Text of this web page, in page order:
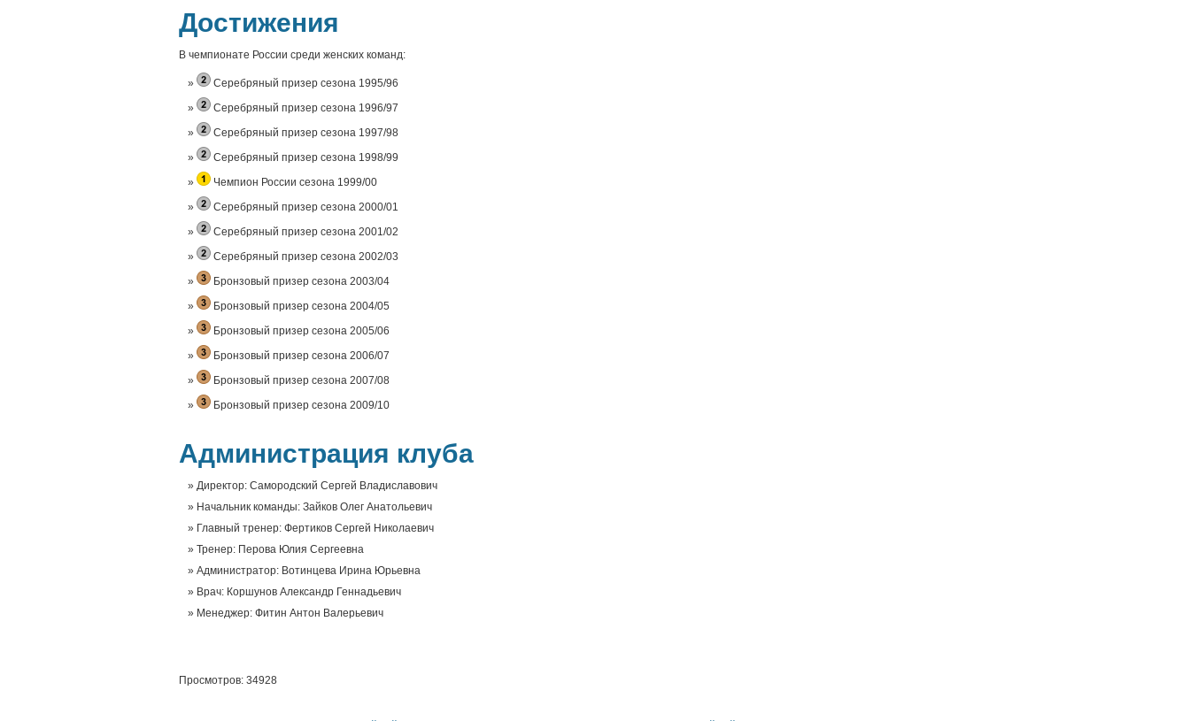
Достижения
В чемпионате России среди женских команд:
Серебряный призер сезона 1995/96
Серебряный призер сезона 1996/97
Серебряный призер сезона 1997/98
Серебряный призер сезона 1998/99
Чемпион России сезона 1999/00
Серебряный призер сезона 2000/01
Серебряный призер сезона 2001/02
Серебряный призер сезона 2002/03
Бронзовый призер сезона 2003/04
Бронзовый призер сезона 2004/05
Бронзовый призер сезона 2005/06
Бронзовый призер сезона 2006/07
Бронзовый призер сезона 2007/08
Бронзовый призер сезона 2009/10
Администрация клуба
Директор: Самородский Сергей Владиславович
Начальник команды: Зайков Олег Анатольевич
Главный тренер: Фертиков Сергей Николаевич
Тренер: Перова Юлия Сергеевна
Администратор: Вотинцева Ирина Юрьевна
Врач: Коршунов Александр Геннадьевич
Менеджер: Фитин Антон Валерьевич
Просмотров: 34928